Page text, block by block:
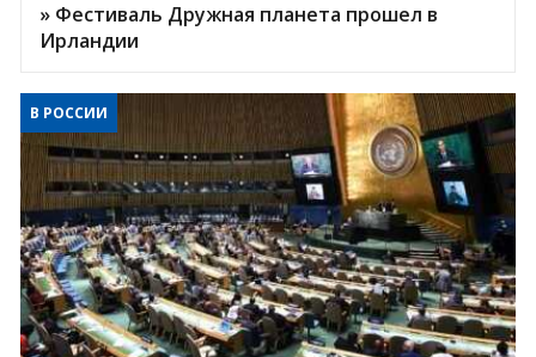
» Фестиваль Дружная планета прошел в
Ирландии
В РОССИИ